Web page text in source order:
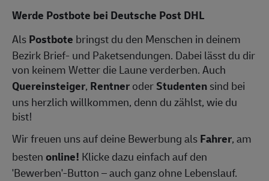
Werde Postbote bei Deutsche Post DHL
AlsPostbote bringst du den Menschen in deinem
Bezirk Brief- und Paketsendungen. Dabei lässt du dir
von keinem Wetter die Laune verderben. Auch
Quereinsteiger, RentneroderStudentensind bei
uns herzlich willkommen, denn du zählst, wie du
bist!
Wir freuen uns auf deine Bewerbung alsFahrer, am
bestenonline! Klicke dazu einfach auf den
'Bewerben'-Button – auch ganz ohne Lebenslauf.